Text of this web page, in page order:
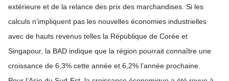
extérieure et ​de la relance des prix des marchandises. Si les
calculs n’impliquent pas les nouvelles économies industrielles
avec de hauts revenus telles la République de Corée et
Singapour, la BAD indique que la région pourrait connaître une
croissance de 6,3% cette année et 6,2% l’année prochaine.